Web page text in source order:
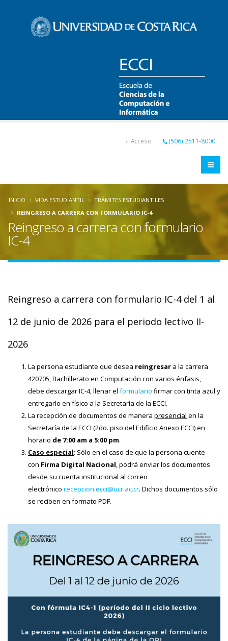
Acceso (506) 2511-8000
INICIO VIDA ESTUDIANTIL
TRÁMITES ESTUDIANTILES
REINGRESO A CARRERA CON FORMULARIO IC-4
Reingreso a carrera con formulario
IC-4
Reingreso a carrera con formulario IC-4 del 1 al
12 de junio de 2026 para el periodo lectivo II-
2026
La persona estudiante que desea reingresar a la carrera
420705, Bachillerato en Computación con varios énfasis,
debe descargar IC-4, llenar el formulario firmar con tinta azul y
entregarlo en físico a la Secretaría de la ECCI.
La recepción de documentos de manera presencial en la
Secretaría de la ECCI (2do. piso del Edificio Anexo ECCI) en
horario de 7:00 am a 5:00 pm.
Caso especial: Sólo en el caso de que la persona cuente
con Firma Digital Nacional , podrá enviar los documentos
desde su cuenta institucional al correo
electrónico recepcion.ecci@ucr.ac.cr. Dichos documentos sólo
se reciben en formato PDF.